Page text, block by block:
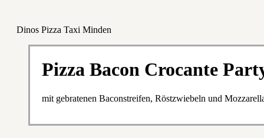
Dinos Pizza Taxi Minden
Pizza Bacon Crocante
mit gebratenen Baconstreifen, Röstzwiebeln und